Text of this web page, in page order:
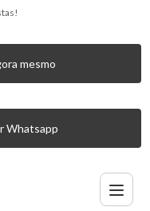
mesmo
Whatsapp